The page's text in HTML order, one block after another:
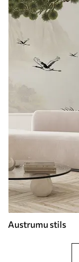
Austrumu stils